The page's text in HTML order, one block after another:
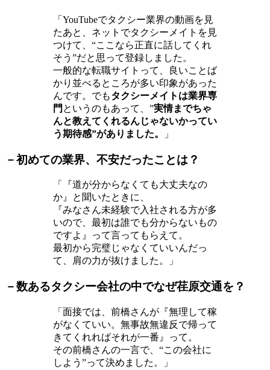
「YouTubeでタクシー業界の動画を見
たあと、ネットでタクシーメイトを見
つけて、“ここなら正直に話してくれ
そう”だと思って登録しました。
一般的な転職サイトって、良いことば
かり並べるところが多い印象があった
んです。でもタクシーメイトは業界専
門 というのもあって、”実情までちゃ
んと教えてくれるんじゃないかってい
う期待感”がありました。
」
－初めての業界、不安だったことは？
「『道が分からなくても大丈夫なの
か』と聞いたときに、
『みなさん未経験で入社される方が多
いので、最初は誰でも分からないもの
ですよ』って言ってもらえて。
最初から完璧じゃなくていいんだっ
て、肩の力が抜けました。」
－数あるタクシー会社の中でなぜ荏原交通を？
「面接では、前橋さんが『無理して稼
がなくていい。無事故無違反で帰って
きてくれればそれが一番』って。
その前橋さんの一言で、“この会社に
しよう”って決めました。」